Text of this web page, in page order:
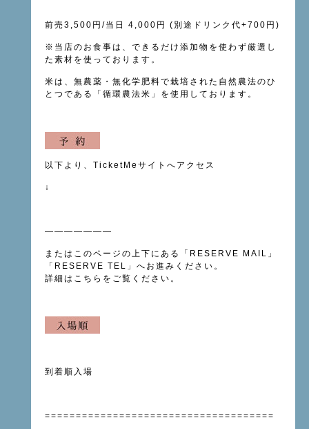
前売3,500円/当日 4,000円 (別途ドリンク代+700円)
※当店のお食事は、できるだけ添加物を使わず厳選し
た素材を使っております。
米は、無農薬・無化学肥料で栽培された自然農法のひ
とつである「循環農法米」を使用しております。
以下より、TicketMeサイトへアクセス
↓
———————
またはこのページの上下にある「 RESERVE MAIL 」
「 RESERVE TEL 」へお進みください。
詳細は こちら をご覧ください。
到着順入場
=====================================